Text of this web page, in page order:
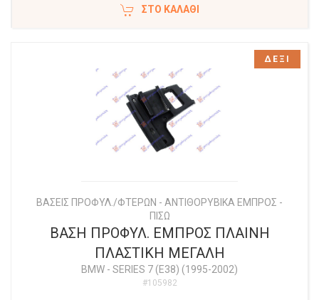
ΣΤΟ ΚΑΛΆΘΙ
ΒΑΣΕΙΣ ΠΡΟΦΥΛ./ΦΤΕΡΩΝ - ΑΝΤΙΘΟΡΥΒΙΚΑ ΕΜΠΡΟΣ -
ΠΙΣΩ
ΒΑΣΗ ΠΡΟΦΥΛ. ΕΜΠΡΟΣ ΠΛΑΙΝΗ
ΠΛΑΣΤΙΚΗ ΜΕΓΑΛΗ
BMW - SERIES 7 (E38) (1995-2002)
#105982
ΔΕΞΙ